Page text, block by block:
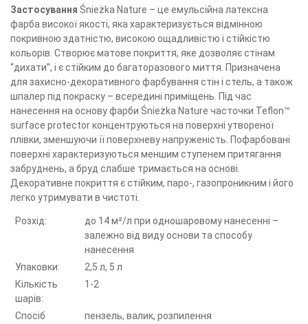
Застосування Śnieżka Nature – це емульсійна латексна
фарба високої якості, яка характеризується відмінною
покривною здатністю, високою ощадливістю і стійкістю
кольорів. Створює матове покриття, яке дозволяє стінам
“дихати”, і є стійким до багаторазового миття. Призначена
для захисно-декоративного фарбування стін і стель, а також
шпалер під покраску – всередині приміщень. Під час
нанесення на основу фарби Śnieżka Nature часточки Teflon™
surface protector концентруються на поверхні утвореної
плівки, зменшуючи її поверхневу напруженість. Пофарбовані
поверхні характеризуються меншим ступенем притягання
забруднень, а бруд слабше тримається на основі.
Декоративне покриття є стійким, паро-, газопроникним і його
легко утримувати в чистоті.
Розхід:
до 14 м²/л при одношаровому нанесенні –
залежно від виду основи та способу
нанесення
Упаковки:
2,5 л, 5 л
Кількість
шарів:
1-2
Спосіб
пензель, валик, розпилення